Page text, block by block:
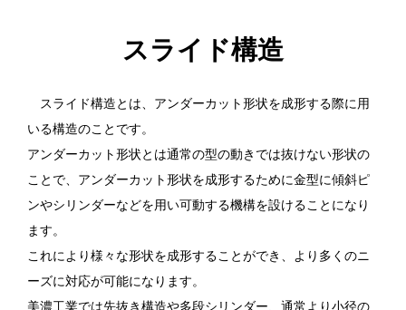
スライド構造
スライド構造とは、アンダーカット形状を成形する際に用
いる構造のことです。
アンダーカット形状とは通常の型の動きでは抜けない形状の
ことで、アンダーカット形状を成形するために金型に傾斜ピ
ンやシリンダーなどを用い可動する機構を設けることになり
ます。
これにより様々な形状を成形することができ、より多くのニ
ーズに対応が可能になります。
美濃工業では先抜き構造や多段シリンダー、通常より小径の